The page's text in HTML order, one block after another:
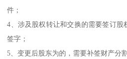
件；
4、涉及股权转让和交换的需要签订
签字；
5、变更后股东为的，需要补签财产分割